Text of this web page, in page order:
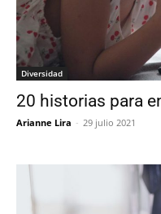
Diversidad
20 historias para
Arianne Lira - 29 julio 2021